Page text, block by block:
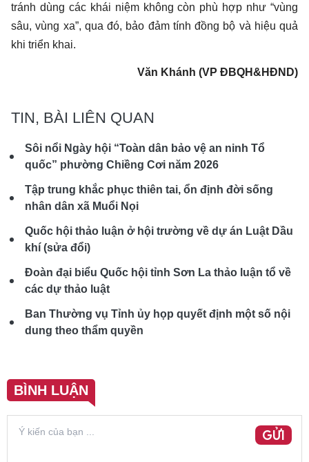
tránh dùng các khái niệm không còn phù hợp như “vùng
sâu, vùng xa”, qua đó, bảo đảm tính đồng bộ và hiệu quả
khi triển khai.
Văn Khánh (VP ĐBQH&HĐND)
TIN, BÀI LIÊN QUAN
Sôi nổi Ngày hội “Toàn dân bảo vệ an ninh Tổ
quốc” phường Chiềng Cơi năm 2026
Tập trung khắc phục thiên tai, ổn định đời sống
nhân dân xã Muổi Nọi
Quốc hội thảo luận ở hội trường về dự án Luật Dầu
khí (sửa đổi)
Đoàn đại biểu Quốc hội tỉnh Sơn La thảo luận tổ về
các dự thảo luật
Ban Thường vụ Tỉnh ủy họp quyết định một số nội
dung theo thẩm quyền
BÌNH LUẬN
GỬI